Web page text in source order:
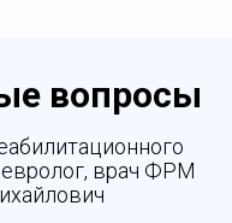
вопросы
врач ФРМ